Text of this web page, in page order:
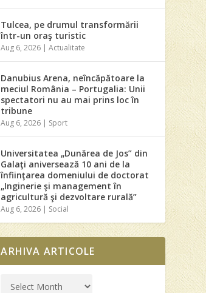
Tulcea, pe drumul transformării
într-un oraş turistic
Aug 6, 2026 |Actualitate
Danubius Arena, neîncăpătoare la
meciul România – Portugalia: Unii
spectatori nu au mai prins loc în
tribune
Aug 6, 2026 | Sport
Universitatea „Dunărea de Jos” din
Galaţi aniversează 10 ani de la
înfiinţarea domeniului de doctorat
„Inginerie şi management în
agricultură şi dezvoltare rurală”
Aug 6, 2026 | Social
ARHIVA ARTICOLE